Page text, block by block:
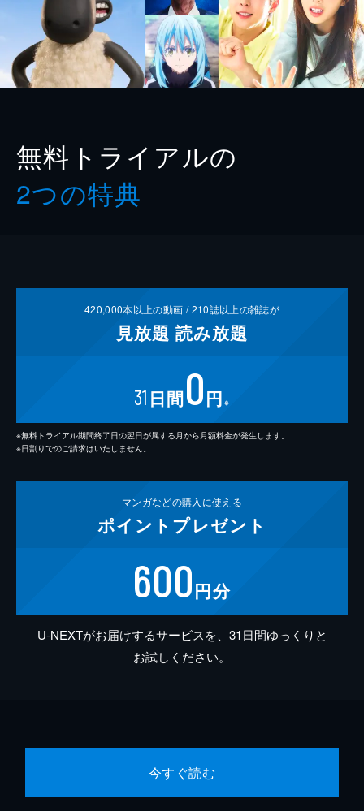
無料トライアルの
2つの特典
420,000本以上の動画 /210誌以上の雑誌が
見放題 読み放題
31 日間0円 ※
※無料トライアル期間終了日の翌日が属する月から月額料金が発生します。
※日割りでのご請求はいたしません。
マンガなどの購入に使える
ポイント プレゼント
600円分
U-NEXTがお届けするサービスを、31日間ゆっくりと
お試しください。
今すぐ読む